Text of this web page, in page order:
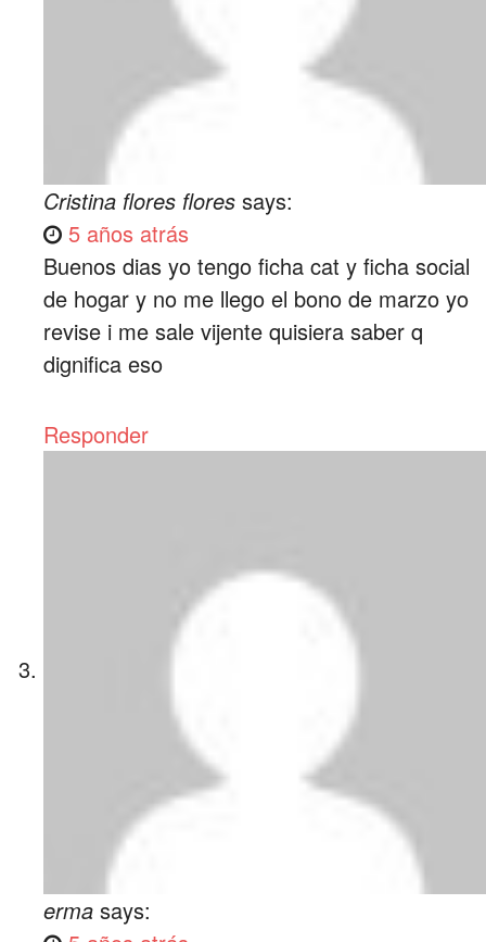
Cristina flores flores says:
5 años atrás
Buenos dias yo tengo ficha cat y ficha social
de hogar y no me llego el bono de marzo yo
revise i me sale vijente quisiera saber q
dignifica eso
Responder
erma says: